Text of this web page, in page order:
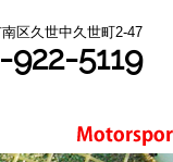
区久世中久世町2-47
5119